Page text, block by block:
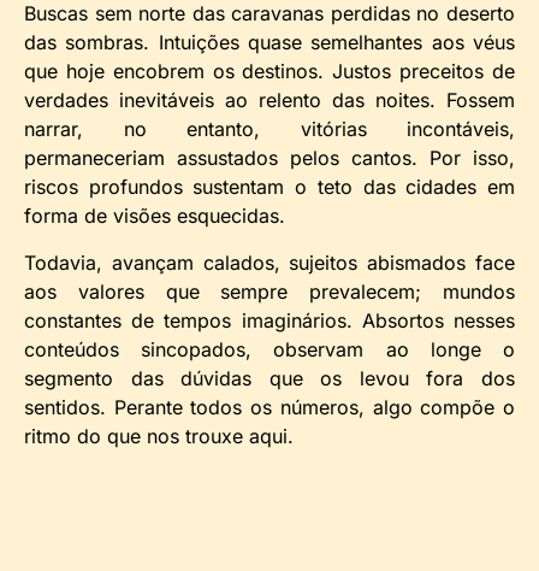
Buscas sem norte das caravanas perdidas no deserto
das sombras. Intuições quase semelhantes aos véus
que hoje encobrem os destinos. Justos preceitos de
verdades inevitáveis ao relento das noites. Fossem
narrar, no entanto, vitórias incontáveis,
permaneceriam assustados pelos cantos. Por isso,
riscos profundos sustentam o teto das cidades em
forma de visões esquecidas.
Todavia, avançam calados, sujeitos abismados face
aos valores que sempre prevalecem; mundos
constantes de tempos imaginários. Absortos nesses
conteúdos sincopados, observam ao longe o
segmento das dúvidas que os levou fora dos
sentidos. Perante todos os números, algo compõe o
ritmo do que nos trouxe aqui.